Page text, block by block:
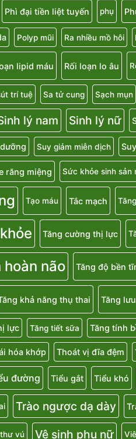
Phì đại tiền liệt tuyến phụ
Polyp mũi Ra nhiều mồ hôi
lipid máu Rối loạn lo âu
trí tuệ Sa tử cung Sạch mụn
lý nam Sinh lý nữ
Suy giảm miễn dịch
răng miệng Sức khỏe sinh sản
Tạo máu Tắc mạch
Tăng cường thị lực
não Tăng độ bền
khả năng thụ thai Tăng
lực Tăng tiết sữa Tăng tính
hóa khớp Thoát vị đĩa đệm
đường Tiểu gắt Tiểu khó
Trào ngược dạ dày
vú Vệ sinh phụ nữ